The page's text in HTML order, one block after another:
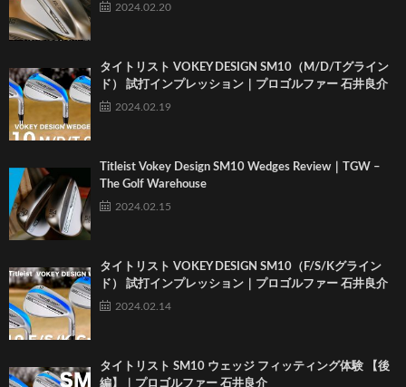
2024.02.20
タイトリスト VOKEY DESIGN SM10（M/D/Tグライン
ド） 試打インプレッション｜プロゴルファー 石井良介
2024.02.19
Titleist Vokey Design SM10 Wedges Review｜TGW –
The Golf Warehouse
2024.02.15
タイトリスト VOKEY DESIGN SM10（F/S/Kグライン
ド） 試打インプレッション｜プロゴルファー 石井良介
2024.02.14
タイトリスト SM10 ウェッジ フィッティング体験 【後
編】｜プロゴルファー 石井良介